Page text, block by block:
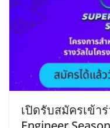
เปิดรับสมัครเข้า